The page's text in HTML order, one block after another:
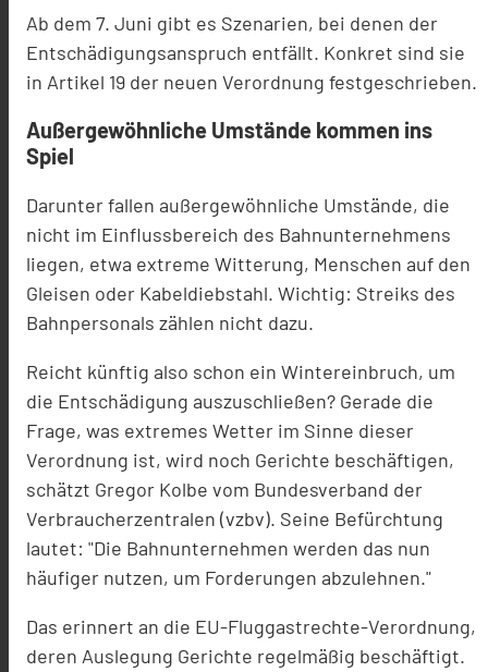
Ab dem 7. Juni gibt es Szenarien, bei denen der
Entschädigungsanspruch entfällt. Konkret sind sie
in Artikel 19 der neuen Verordnung festgeschrieben.
Außergewöhnliche Umstände kommen ins
Spiel
Darunter fallen außergewöhnliche Umstände, die
nicht im Einflussbereich des Bahnunternehmens
liegen, etwa extreme Witterung, Menschen auf den
Gleisen oder Kabeldiebstahl. Wichtig: Streiks des
Bahnpersonals zählen nicht dazu.
Reicht künftig also schon ein Wintereinbruch, um
die Entschädigung auszuschließen? Gerade die
Frage, was extremes Wetter im Sinne dieser
Verordnung ist, wird noch Gerichte beschäftigen,
schätzt Gregor Kolbe vom Bundesverband der
Verbraucherzentralen (vzbv). Seine Befürchtung
lautet: "Die Bahnunternehmen werden das nun
häufiger nutzen, um Forderungen abzulehnen."
Das erinnert an die EU-Fluggastrechte-Verordnung,
deren Auslegung Gerichte regelmäßig beschäftigt.